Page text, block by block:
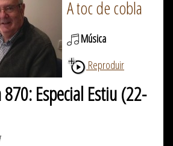
A toc de cobla
Música
Reproduir
Especial Estiu (22-